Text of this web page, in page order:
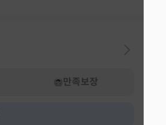
만족보장